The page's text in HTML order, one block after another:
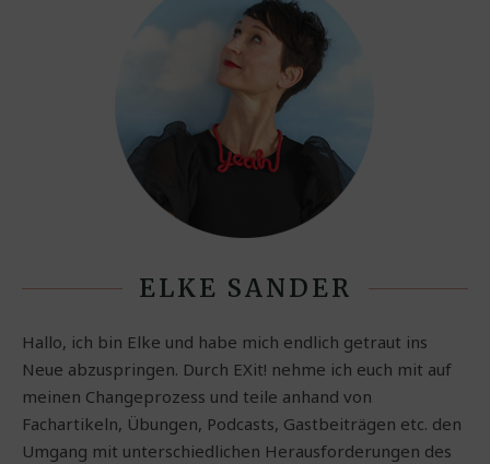
ELKE SANDER
Hallo, ich bin Elke und habe mich endlich getraut ins
Neue abzuspringen. Durch EXit! nehme ich euch mit auf
meinen Changeprozess und teile anhand von
Fachartikeln, Übungen, Podcasts, Gastbeiträgen etc. den
Umgang mit unterschiedlichen Herausforderungen des